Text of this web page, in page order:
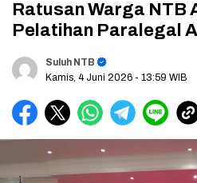
Ratusan Warga NTB
Pelatihan Paralegal
Suluh NTB
Kamis, 4 Juni 2026 - 13:59 WIB